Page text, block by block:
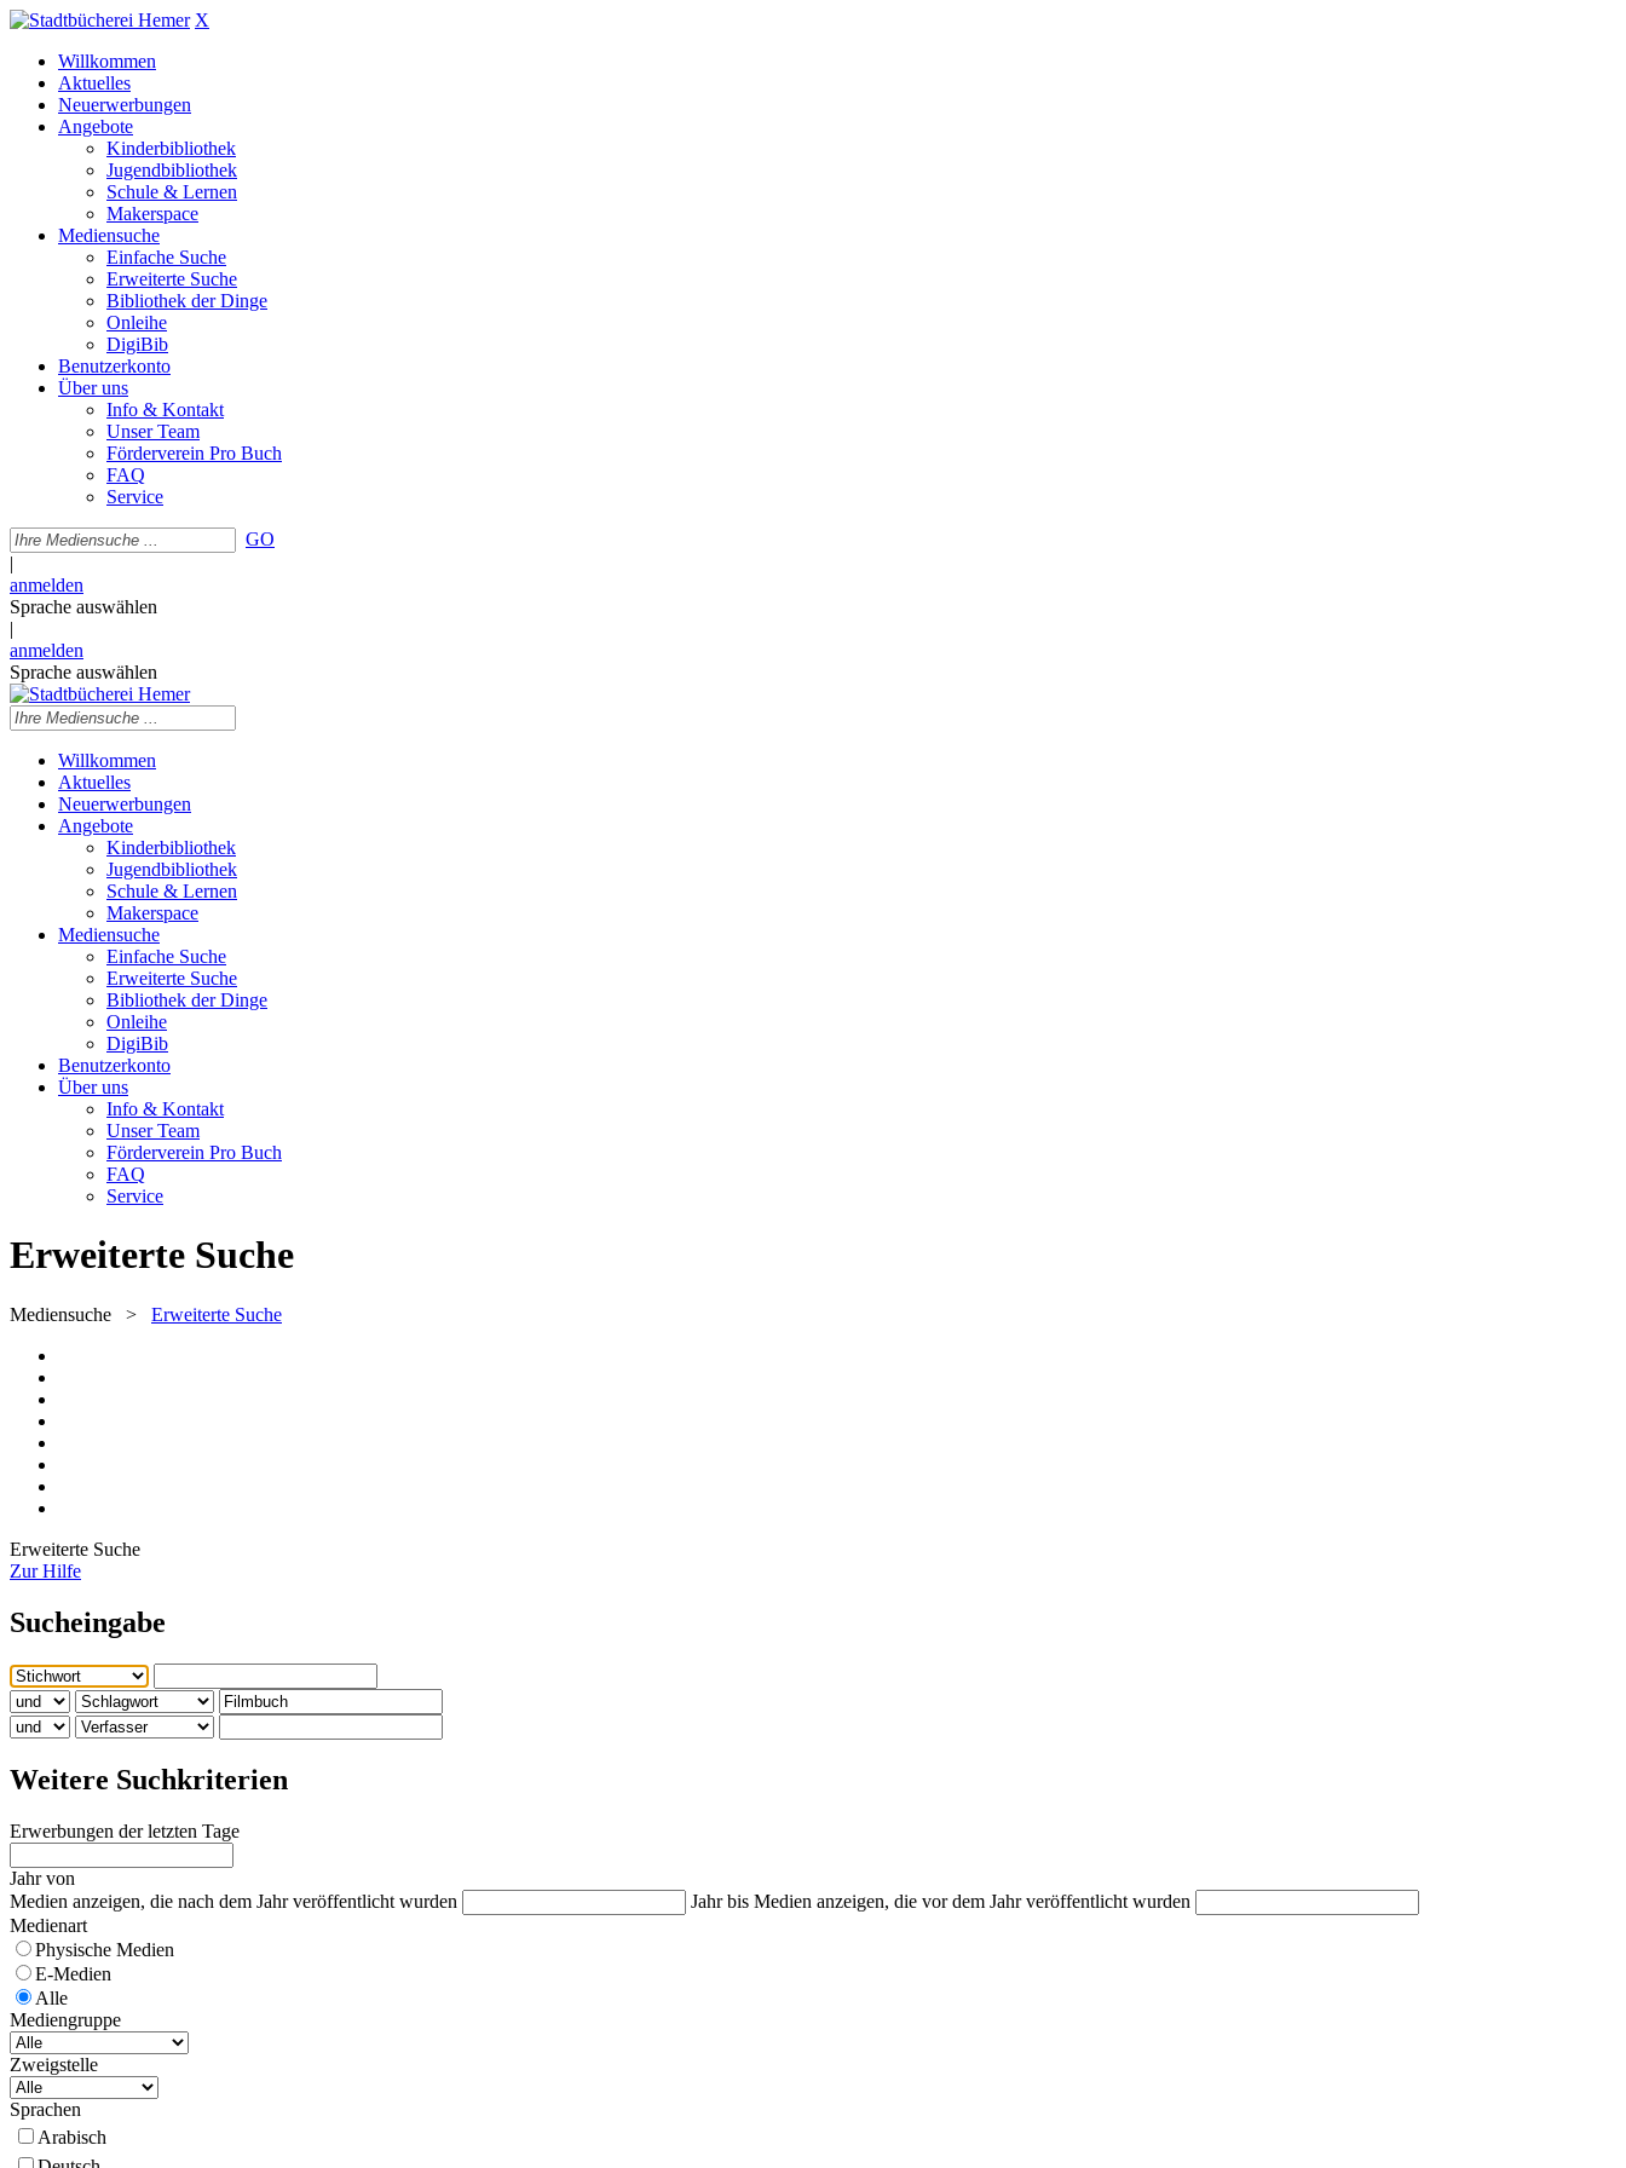
X
Willkommen
Aktuelles
Neuerwerbungen
Angebote
Kinderbibliothek
Jugendbibliothek
Schule & Lernen
Makerspace
Mediensuche
Einfache Suche
Erweiterte Suche
Bibliothek der Dinge
Onleihe
DigiBib
Benutzerkonto
Über uns
Info & Kontakt
Unser Team
Förderverein Pro Buch
FAQ
Service
GO
|
anmelden
Sprache auswählen
|
anmelden
Sprache auswählen
Willkommen
Aktuelles
Neuerwerbungen
Angebote
Kinderbibliothek
Jugendbibliothek
Schule & Lernen
Makerspace
Mediensuche
Einfache Suche
Erweiterte Suche
Bibliothek der Dinge
Onleihe
DigiBib
Benutzerkonto
Über uns
Info & Kontakt
Unser Team
Förderverein Pro Buch
FAQ
Service
Erweiterte Suche
Mediensuche > Erweiterte Suche
Erweiterte Suche
Zur Hilfe
Sucheingabe
Weitere Suchkriterien
Erwerbungen der letzten Tage
Jahr von
Medien anzeigen, die nach dem Jahr veröffentlicht wurden
Jahr bis Medien anzeigen, die vor dem Jahr veröffentlicht wurden
Medienart
Physische Medien
E-Medien
Alle
Mediengruppe
Zweigstelle
Sprachen
Arabisch